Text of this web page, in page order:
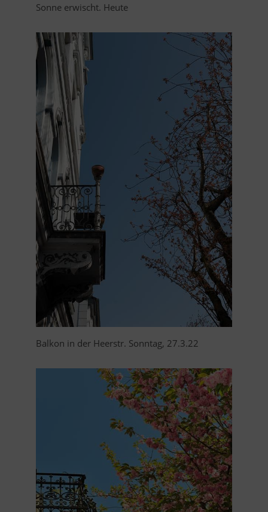
Sonne erwischt. Heute
Balkon in der Heerstr. Sonntag, 27.3.22